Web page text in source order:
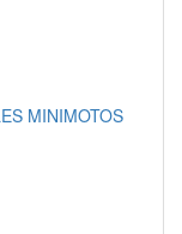
MINIMOTOS